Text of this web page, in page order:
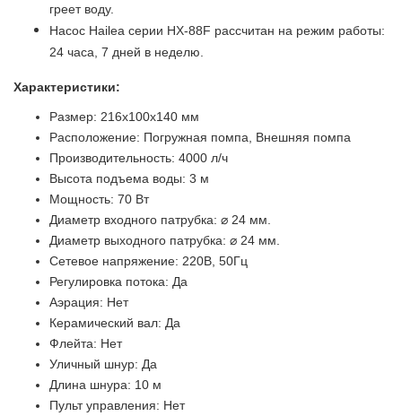
греет воду.
Насос Hailea серии HX-88F рассчитан на режим работы:
24 часа, 7 дней в неделю.
Характеристики:
Размер: 216x100x140 мм
Расположение: Погружная помпа, Внешняя помпа
Производительность: 4000 л/ч
Высота подъема воды: 3 м
Мощность: 70 Вт
Диаметр входного патрубка: ⌀ 24 мм.
Диаметр выходного патрубка: ⌀ 24 мм.
Сетевое напряжение: 220В, 50Гц
Регулировка потока: Да
Аэрация: Нет
Керамический вал: Да
Флейта: Нет
Уличный шнур: Да
Длина шнура: 10 м
Пульт управления: Нет